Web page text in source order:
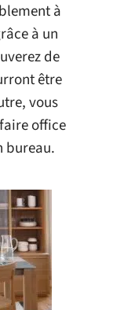
à
à un
de
être
vous
office
bureau.